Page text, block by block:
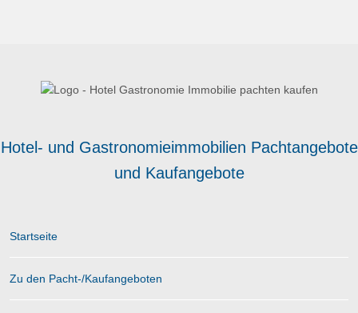
Hotel- und Gastronomieimmobilien Pachtangebote
und Kaufangebote
Startseite
Zu den Pacht-/Kaufangeboten